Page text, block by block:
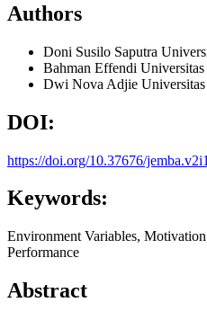
Authors
Doni Susilo Saputra
Bahman Effendi
Dwi Nova Adjie
DOI:
https://doi.org/10.37676/
Keywords:
Environment Variables,
Performance
Abstract